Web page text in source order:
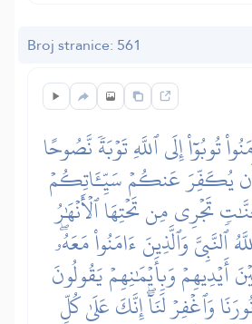
Broj stranice: 561
تُوبُوٓاْ إِلَى ٱللَّهِ تَوۡبَةٗ نَّصُوحًا
يُكَفِّرَ عَنكُمۡ سَيِّـَٔاتِكُمۡ
تَجۡرِي مِن تَحۡتِهَا ٱلۡأَنۡهَٰرُ
ٱلنَّبِيَّ وَٱلَّذِينَ ءَامَنُواْ مَعَهُۥۖ
أَيۡدِيهِمۡ وَبِأَيۡمَٰنِهِمۡ يَقُولُونَ
وَٱغۡفِرۡ لَنَآۖ إِنَّكَ عَلَىٰ كُلِّ